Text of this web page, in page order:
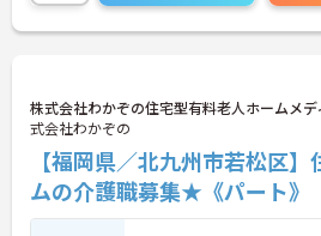
株式会社わかぞの住宅型有料老人ホームメ
式会社わかぞの
【福岡県／北九州市若松区
ムの介護職募集★《パート》